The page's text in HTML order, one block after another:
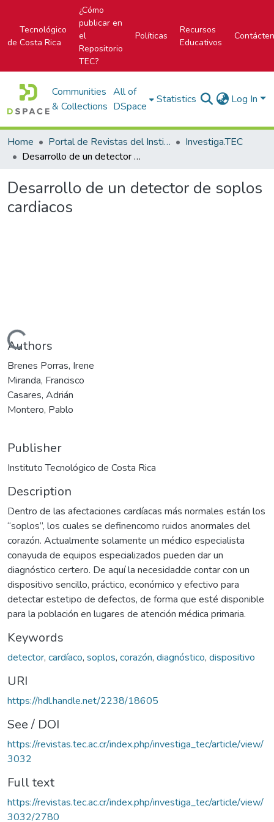
Tecnológico
de Costa Rica
¿Cómo
publicar en
el
Repositorio
TEC?
Políticas
Recursos
Educativos
Communities
& Collections
All of
DSpace
Statistics Log In
Home Portal de Revistas del Instituto Tecnológico de Costa Rica
Investiga.TEC
Desarrollo de un detector de soplos cardiacos
Desarrollo de un detector de soplos
cardiacos
Loading...
Authors
Brenes Porras, Irene
Miranda, Francisco
Casares, Adrián
Montero, Pablo
Publisher
Instituto Tecnológico de Costa Rica
Description
Dentro de las afectaciones cardíacas más normales están los
“soplos”, los cuales se definencomo ruidos anormales del
corazón. Actualmente solamente un médico especialista
conayuda de equipos especializados pueden dar un
diagnóstico certero. De aquí la necesidadde contar con un
dispositivo sencillo, práctico, económico y efectivo para
detectar estetipo de defectos, de forma que esté disponible
para la población en lugares de atención médica primaria.
Keywords
detector, cardíaco, soplos, corazón, diagnóstico, dispositivo
URI
https://hdl.handle.net/2238/18605
See / DOI
https://revistas.tec.ac.cr/index.php/investiga_tec/article/view/
3032
Full text
https://revistas.tec.ac.cr/index.php/investiga_tec/article/view/
3032/2780